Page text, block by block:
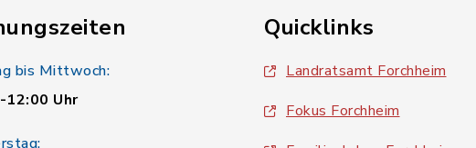
bis Mittwoch:
12:00 Uhr
Quicklinks
Landratsamt Forchheim
Fokus Forchheim